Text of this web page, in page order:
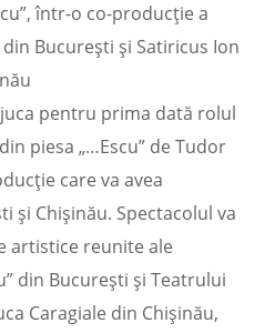
într-o co-producție a
București și Satiricus Ion
pentru prima dată rolul
piesa „…Escu” de Tudor
care va avea
și Chișinău. Spectacolul va
artistice reunite ale
din București și Teatrului
Caragiale din Chișinău,